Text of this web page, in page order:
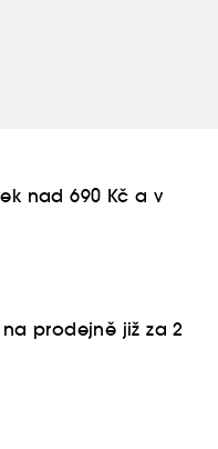
nad 690 Kč a v
prodejně již za 2